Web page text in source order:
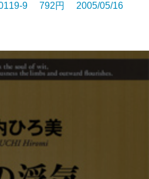
9 792円 2005/05/16